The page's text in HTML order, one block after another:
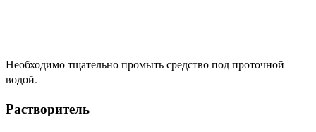
Необходимо тщательно промыть средство под проточной
водой.
Растворитель